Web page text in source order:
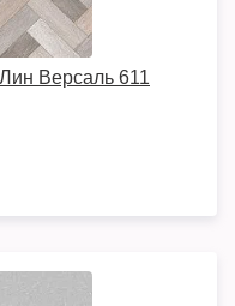
Версаль 611